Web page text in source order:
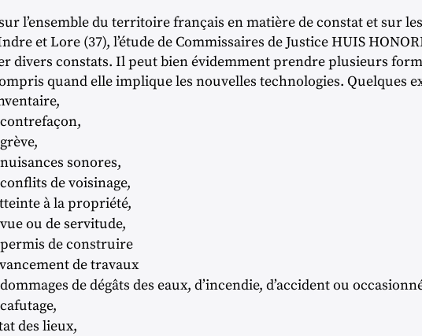
l’ensemble du territoire français en matière de constat et sur
et Lore (37), l’étude de Commissaires de Justice HUIS
divers constats. Il peut bien évidemment prendre plusieurs
quand elle implique les nouvelles technologies. Quelques
sonores,
de voisinage,
à la propriété,
ou de servitude,
de construire
de travaux
de dégâts des eaux, d’incendie, d’accident ou
des lieux,